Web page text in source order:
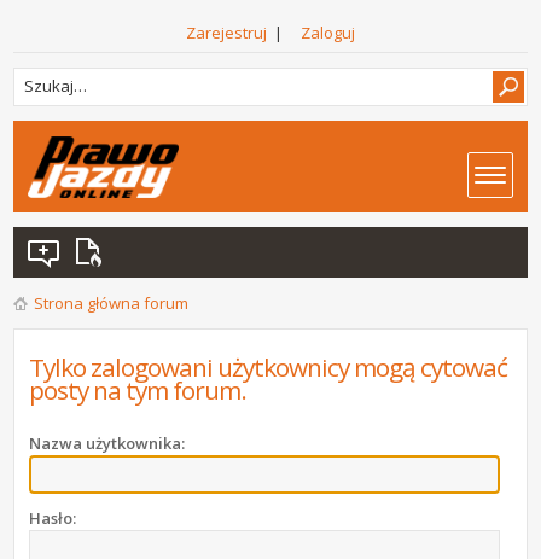
Zarejestruj | Zaloguj
Strona główna forum
Tylko zalogowani użytkownicy mogą cytować
posty na tym forum.
Nazwa użytkownika:
Hasło: